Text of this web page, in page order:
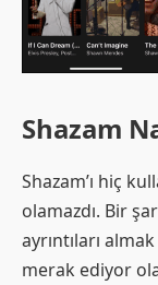
Shazam
Shazam’ı hiç
olamazdı. Bir
ayrıntıları almak
merak ediyor